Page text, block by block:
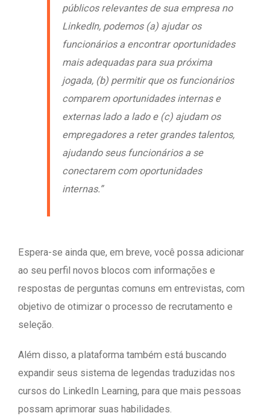
públicos relevantes de sua empresa no
LinkedIn, podemos (a) ajudar os
funcionários a encontrar oportunidades
mais adequadas para sua próxima
jogada, (b) permitir que os funcionários
comparem oportunidades internas e
externas lado a lado e (c) ajudam os
empregadores a reter grandes talentos,
ajudando seus funcionários a se
conectarem com oportunidades
internas.”
Espera-se ainda que, em breve, você possa adicionar
ao seu perfil novos blocos com informações e
respostas de perguntas comuns em entrevistas, com
objetivo de otimizar o processo de recrutamento e
seleção.
Além disso, a plataforma também está buscando
expandir seus sistema de legendas traduzidas nos
cursos do LinkedIn Learning, para que mais pessoas
possam aprimorar suas habilidades.